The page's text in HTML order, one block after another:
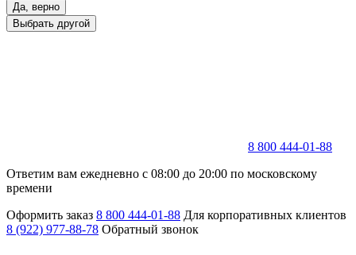
Да, верно
Выбрать другой
8 800 444-01-88
Ответим вам ежедневно с 08:00 до 20:00 по московскому
времени
Оформить заказ 8 800 444-01-88 Для корпоративных клиентов
8 (922) 977-88-78 Обратный звонок